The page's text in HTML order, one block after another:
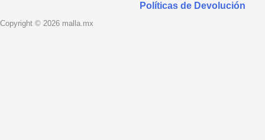
Políticas de Devolución
Copyright © 2026 malla.mx